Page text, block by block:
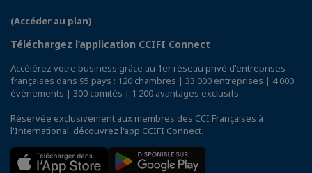
(Accéder au plan)
Téléchargez l’application CCIFI Connect
Accélérez votre business grâce au 1er réseau privé d'entreprises
françaises dans 95 pays : 120 chambres | 33 000 entreprises | 4 000
événements | 300 comités | 1 200 avantages exclusifs
Réservée exclusivement aux membres des CCI Françaises à
l'International, découvrez l'app CCIFI Connect.